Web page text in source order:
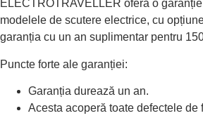
ELECTROTRAVELLER oferă o
modelele de scutere electrice, cu
garanția cu un an suplimentar pentru
Puncte forte ale garanției:
Garanția durează un an.
Acesta acoperă toate defectele de